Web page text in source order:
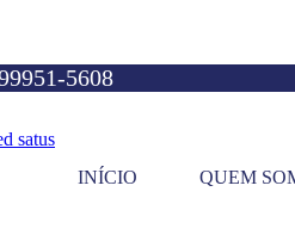
5608
INÍCIO QUEM